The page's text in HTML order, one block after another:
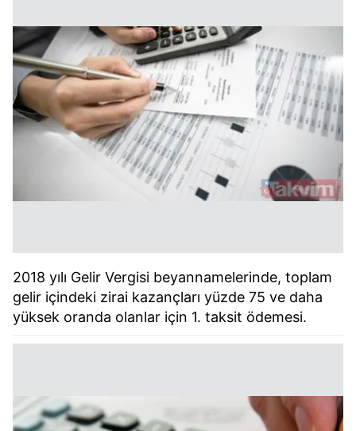
2018 yılı Gelir Vergisi beyannamelerinde, toplam
gelir içindeki zirai kazançları yüzde 75 ve daha
yüksek oranda olanlar için 1. taksit ödemesi.